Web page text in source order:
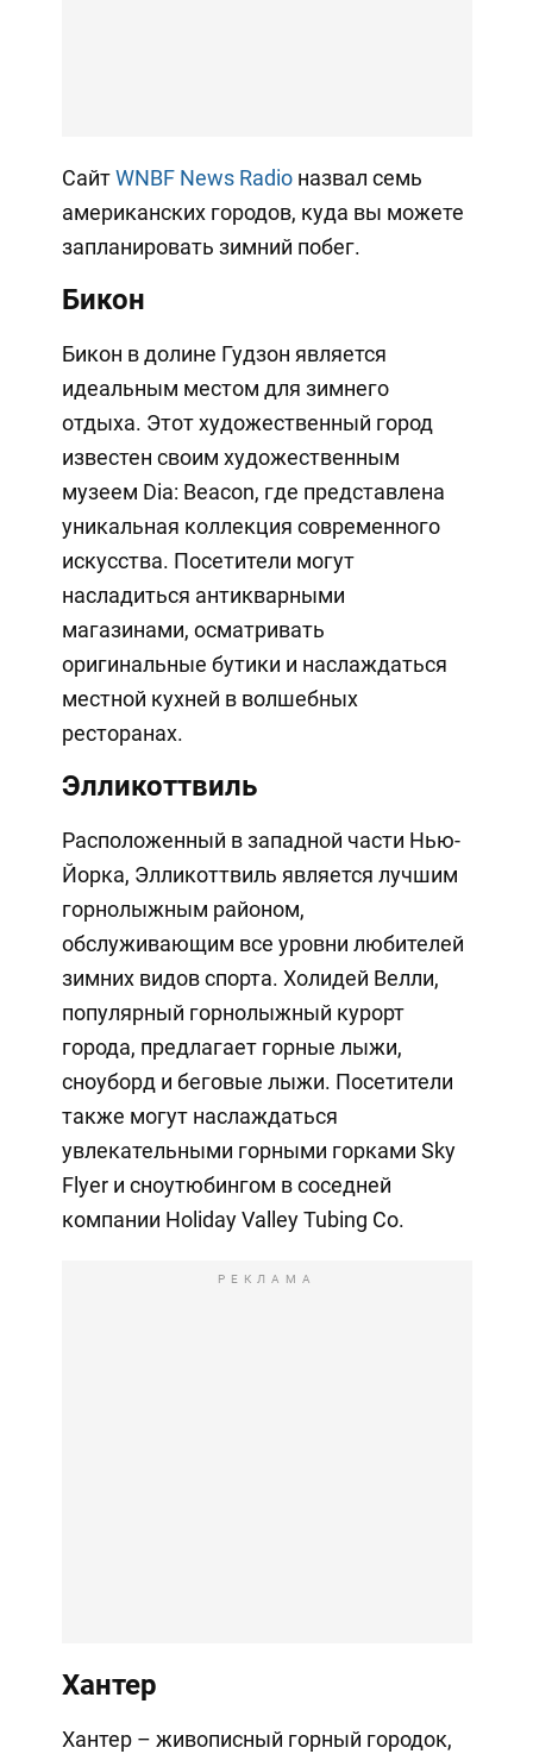
СайтWNBF News Radioназвал семь
американских городов, куда вы можете
запланировать зимний побег.
Бикон
Бикон в долине Гудзон является
идеальным местом для зимнего
отдыха. Этот художественный город
известен своим художественным
музеем Dia: Beacon, где представлена
уникальная коллекция современного
искусства. Посетители могут
насладиться антикварными
магазинами, осматривать
оригинальные бутики и наслаждаться
местной кухней в волшебных
ресторанах.
Элликоттвиль
Расположенный в западной части Нью-
Йорка, Элликоттвиль является лучшим
горнолыжным районом,
обслуживающим все уровни любителей
зимних видов спорта. Холидей Велли,
популярный горнолыжный курорт
города, предлагает горные лыжи,
сноуборд и беговые лыжи. Посетители
также могут наслаждаться
увлекательными горными горками Sky
Flyer и сноутюбингом в соседней
компании Holiday Valley Tubing Co.
РЕКЛАМА
Хантер
Хантер – живописный горный городок,